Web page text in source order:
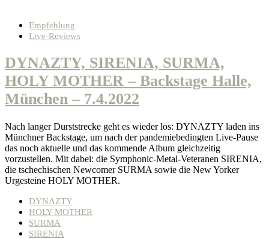
Empfehlung
Live-Reviews
DYNAZTY, SIRENIA, SURMA,
HOLY MOTHER – Backstage Halle,
München – 7.4.2022
Nach langer Durststrecke geht es wieder los: DYNAZTY laden ins
Münchner Backstage, um nach der pandemiebedingten Live-Pause
das noch aktuelle und das kommende Album gleichzeitig
vorzustellen. Mit dabei: die Symphonic-Metal-Veteranen SIRENIA,
die tschechischen Newcomer SURMA sowie die New Yorker
Urgesteine HOLY MOTHER.
DYNAZTY
HOLY MOTHER
SURMA
SIRENIA